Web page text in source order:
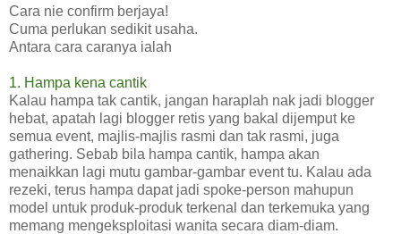
Cara nie confirm berjaya!
Cuma perlukan sedikit usaha.
Antara cara caranya ialah
1. Hampa kena cantik
Kalau hampa tak cantik, jangan haraplah nak jadi blogger
hebat, apatah lagi blogger retis yang bakal dijemput ke
semua event, majlis-majlis rasmi dan tak rasmi, juga
gathering. Sebab bila hampa cantik, hampa akan
menaikkan lagi mutu gambar-gambar event tu. Kalau ada
rezeki, terus hampa dapat jadi spoke-person mahupun
model untuk produk-produk terkenal dan terkemuka yang
memang mengeksploitasi wanita secara diam-diam.